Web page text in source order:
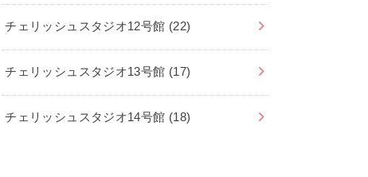
チェリッシュスタジオ12号館 (22)
チェリッシュスタジオ13号館 (17)
チェリッシュスタジオ14号館 (18)